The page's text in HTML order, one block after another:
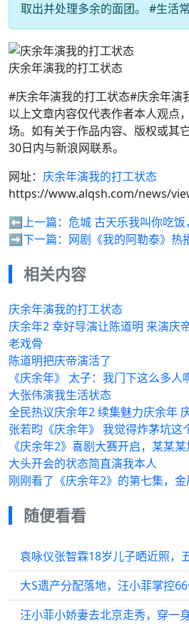
取出并处理多余的面团。 #生活
庆余年演我的打工状态
#庆余年演我的打工状态#庆余年演
以上文章内容仅代表作者本人观点
场。如有关于作品内容、版权或其
30日内与新浪网联系。
网址： 庆余年演我的打工状态
https://www.alqsh.com/news/
⬅️上一篇： 危城 古天乐我叫你吃
➡️下一篇： 网剧《我的阿勒泰》热
相关内容
庆余年演我的打工状态
庆余年2 幸好导演让陈道明 来演庆
老戏骨
陈道明把庆帝演活了
《庆余年》 太子：我门下这么多人
大张伟演我生活状态
全民热议庆余年2 续集魅力庆余年
张若昀《庆余年》 我觉得炸茅坑
《庆余年2》喜剧大赛开启，某某某
大头开会的状态简直演我本人
刚刚看了《庆余年2》的第七集，金
随便看看